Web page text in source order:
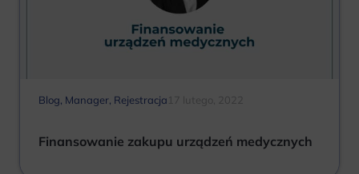
Blog Manager Rejestracja 17 lutego, 2022
Finansowanie zakupu urządzeń medycznych